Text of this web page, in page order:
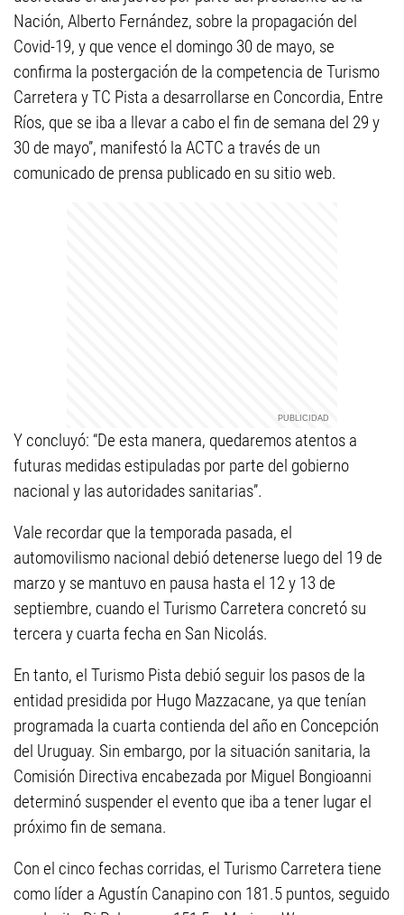
Nación, Alberto Fernández, sobre la propagación del
Covid-19, y que vence el domingo 30 de mayo, se
confirma la postergación de la competencia de Turismo
Carretera y TC Pista a desarrollarse en Concordia, Entre
Ríos, que se iba a llevar a cabo el fin de semana del 29 y
30 de mayo”, manifestó la ACTC a través de un
comunicado de prensa publicado en su sitio web.
Y concluyó: “De esta manera, quedaremos atentos a
futuras medidas estipuladas por parte del gobierno
nacional y las autoridades sanitarias”.
Vale recordar que la temporada pasada, el
automovilismo nacional debió detenerse luego del 19 de
marzo y se mantuvo en pausa hasta el 12 y 13 de
septiembre, cuando el Turismo Carretera concretó su
tercera y cuarta fecha en San Nicolás.
En tanto, el Turismo Pista debió seguir los pasos de la
entidad presidida por Hugo Mazzacane, ya que tenían
programada la cuarta contienda del año en Concepción
del Uruguay. Sin embargo, por la situación sanitaria, la
Comisión Directiva encabezada por Miguel Bongioanni
determinó suspender el evento que iba a tener lugar el
próximo fin de semana.
Con el cinco fechas corridas, el Turismo Carretera tiene
como líder a Agustín Canapino con 181.5 puntos, seguido